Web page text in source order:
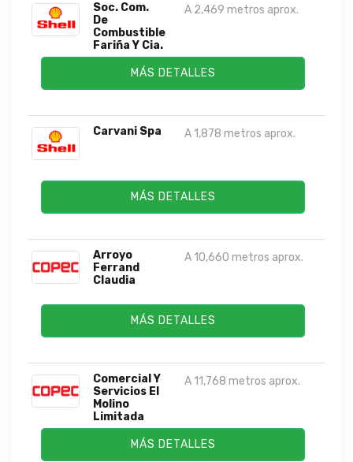
Soc. Com.
De
Combustible
Fariña Y Cia.
...
A 2,469 metros aprox.
MÁS DETALLES
Carvani Spa A 1,878 metros aprox.
MÁS DETALLES
Arroyo
Ferrand
Claudia
A 10,660 metros aprox.
MÁS DETALLES
Comercial Y
Servicios El
Molino
Limitada
A 11,768 metros aprox.
MÁS DETALLES